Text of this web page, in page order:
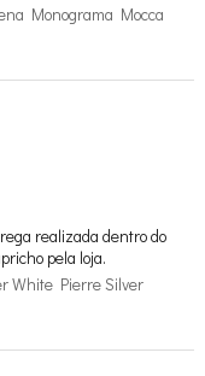
Monograma Mocca
realizada dentro do
pela loja.
White Pierre Silver